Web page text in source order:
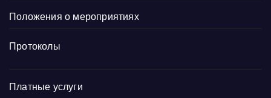
Положения о мероприятиях
Протоколы
Платные услуги